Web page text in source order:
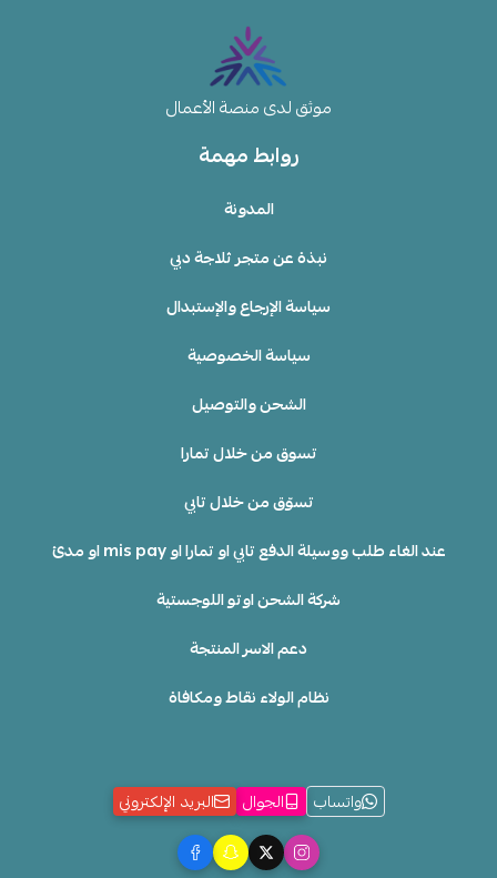
روابط مهمة
المدونة
نبذة عن متجر ثلاجة دبي
سياسة الإرجاع والإستبدال
سياسة الخصوصية
الشحن والتوصيل
تسوق من خلال تمارا
تسوّق من خلال تابي
عند الغاء طلب ووسيلة الدفع تابي او تمارا او mis pay او مدئ
شركة الشحن اوتو اللوجستية
دعم الاسر المنتجة
نظام الولاء نقاط ومكافاة
موثق لدى منصة الأعمال
واتساب الجوال البريد الإلكتروني